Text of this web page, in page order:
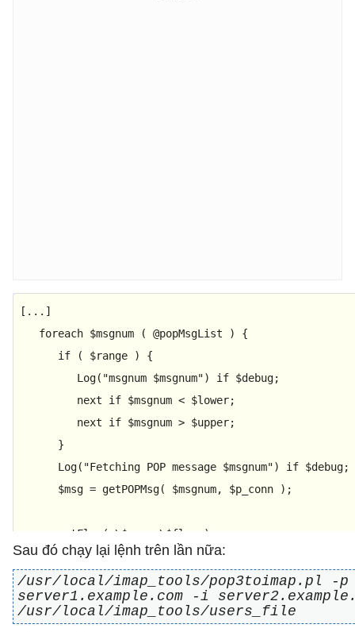
[...]
foreach $msgnum ( @popMsgList ) {
if ( $range ) {
         Log(
"msgnum $msgnum") if $debug;
next
if $msgnum < $lower;
next
if $msgnum > $upper;
      }
      Log(
"Fetching POP message $msgnum") if $debug;
      $msg = getPOPMsg( $msgnum, $p_conn );
      getFlag( \$msg, \$flag );
      getDate( \$msg, \$date );
next if $msg eq '';
Sau đó chạy lại lệnh trên lần nữa:
/usr/local/imap_tools/pop3toimap.pl -p
server1.example.com -i
/usr/local/imap_tools/users_file